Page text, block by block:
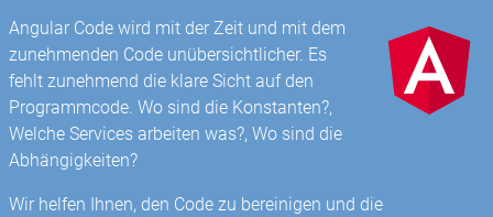
Angular Code wird mit der Zeit und mit dem
zunehmenden Code unübersichtlicher. Es
fehlt zunehmend die klare Sicht auf den
Programmcode. Wo sind die Konstanten?,
Welche Services arbeiten was?, Wo sind die
Abhängigkeiten?
Wir helfen Ihnen, den Code zu bereinigen und die